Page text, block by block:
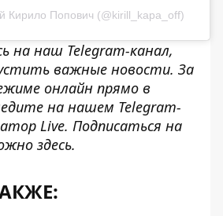
Кирило Попович (@kirill_kapa_off)
на наш Telegram-канал,
важные новости. За
онлайн прямо в
на нашем Telegram-
Live. Подписаться на
здесь.